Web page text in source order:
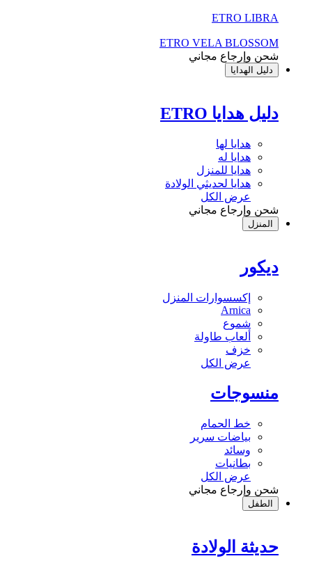
ETRO LIBRA
ETRO VELA BLOSSOM
شحن وإرجاع مجاني
دليل الهدايا
دليل هدايا ETRO
هدايا لها
هدايا له
هدايا للمنزل
هدايا لحديثي الولادة
عرض الكل
شحن وإرجاع مجاني
المنزل
ديكور
إكسسوارات المنزل
Arnica
شموع
ألعاب طاولة
خزف
عرض الكل
منسوجات
خط الحمام
بياضات سرير
وسائد
بطانيات
عرض الكل
شحن وإرجاع مجاني
الطفل
حديثة الولادة